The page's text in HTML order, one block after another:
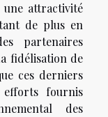
attractivité
de plus en
partenaires
fidélisation de
ces derniers
efforts fournis
des